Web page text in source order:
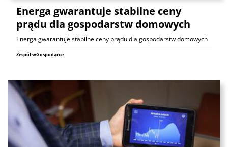
Energa gwarantuje stabilne ceny
prądu dla gospodarstw domowych
Energa gwarantuje stabilne ceny prądu dla gospodarstw domowych
Zespół wGospodarce